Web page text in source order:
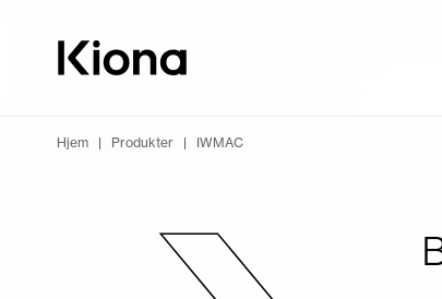
Gå til forsiden
Hjem | Produkter | IWMAC